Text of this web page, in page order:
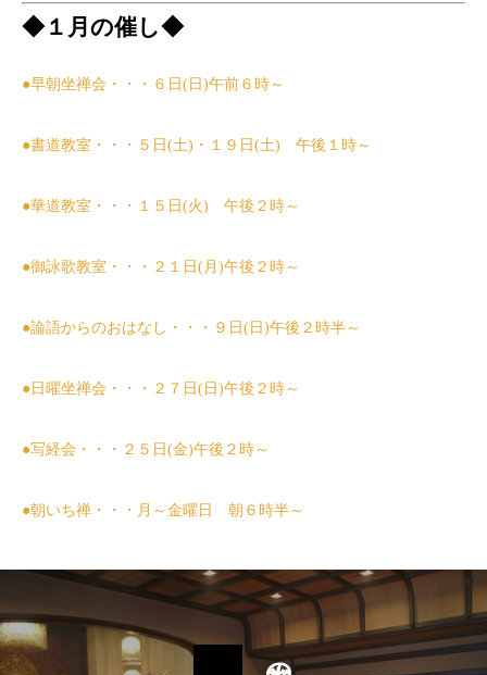
◆１月の催し◆
●早朝坐禅会・・・６日(日)午前６時～
●書道教室・・・５日(土)・ １９日(土) 午後１時～
●華道教室・・・ １５ 日(火) 午後２時～
●御詠歌教室・・・２１日(月)午後２時～
●論語からのおはなし・・・９日(日)午後２時半～
●日曜坐禅会・・・２７日(日)午後２時～
●写経会・・・２５日(金)午後２時～
●朝いち禅・・・月～金曜日 朝６時半～
善光寺の行持